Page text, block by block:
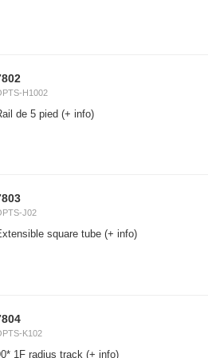
H1002
de 5 pied (+ info)
J02
square tube (+ info)
K102
1F radius track (+ info)